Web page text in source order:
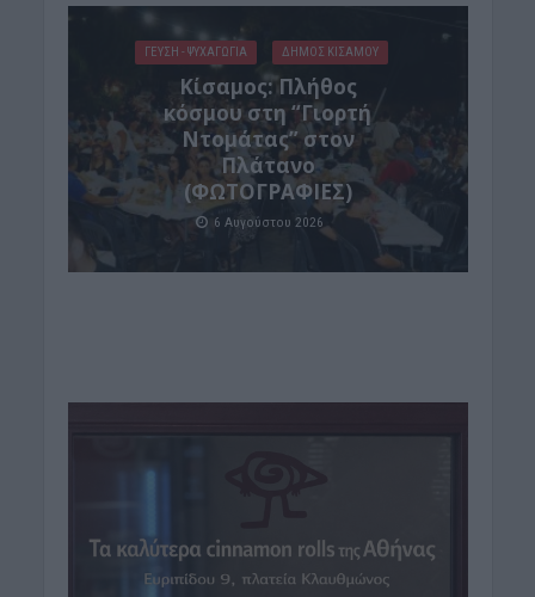
ΓΕΎΣΗ - ΨΥΧΑΓΩΓΊΑ ΔΉΜΟΣ ΚΙΣΆΜΟΥ
Κίσαμος: Πλήθος
κόσμου στη “Γιορτή
Ντομάτας” στον
Πλάτανο
(ΦΩΤΟΓΡΑΦΙΕΣ)
6 Αυγούστου 2026